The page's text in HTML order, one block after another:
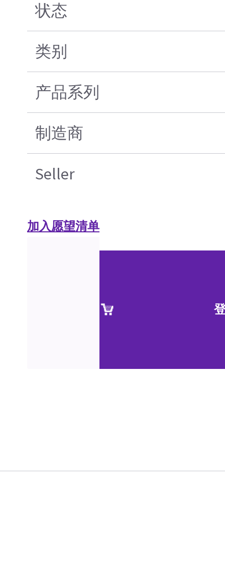
状态
类别
产品系列
制造商
Seller
加入愿望清单